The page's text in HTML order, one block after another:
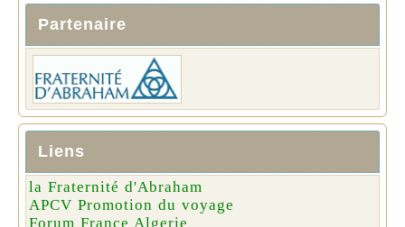
Partenaire
Liens
la Fraternité d'Abraham
APCV Promotion du voyage
Forum France Algerie